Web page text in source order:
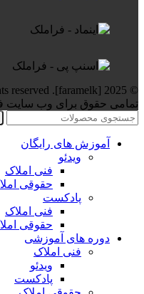
© 2025 [faramelk]. All rights reserved.
تمامی حقوق برای وب سایت
آموزش های رایگان
ویدئو
فنی املاک
حقوقی
پادکست
فنی املاک
حقوقی
دوره های آموزشی
فنی املاک
ویدئو
پادکست